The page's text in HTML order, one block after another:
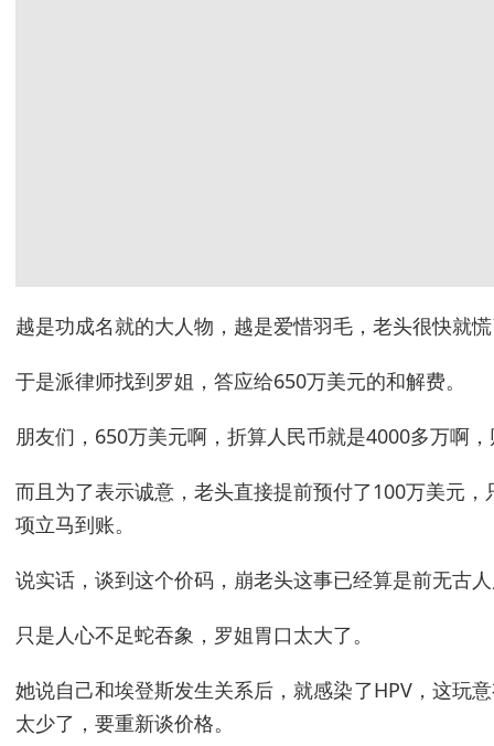
越是功成名就的大人物，越是爱惜羽毛，老头很快就
于是派律师找到罗姐，答应给650万美元的和解费。
朋友们，650万美元啊，折算人民币就是4000多万啊
而且为了表示诚意，老头直接提前预付了100万美元
项立马到账。
说实话，谈到这个价码，崩老头这事已经算是前无古
只是人心不足蛇吞象，罗姐胃口太大了。
她说自己和埃登斯发生关系后，就感染了HPV，这玩
太少了，要重新谈价格。